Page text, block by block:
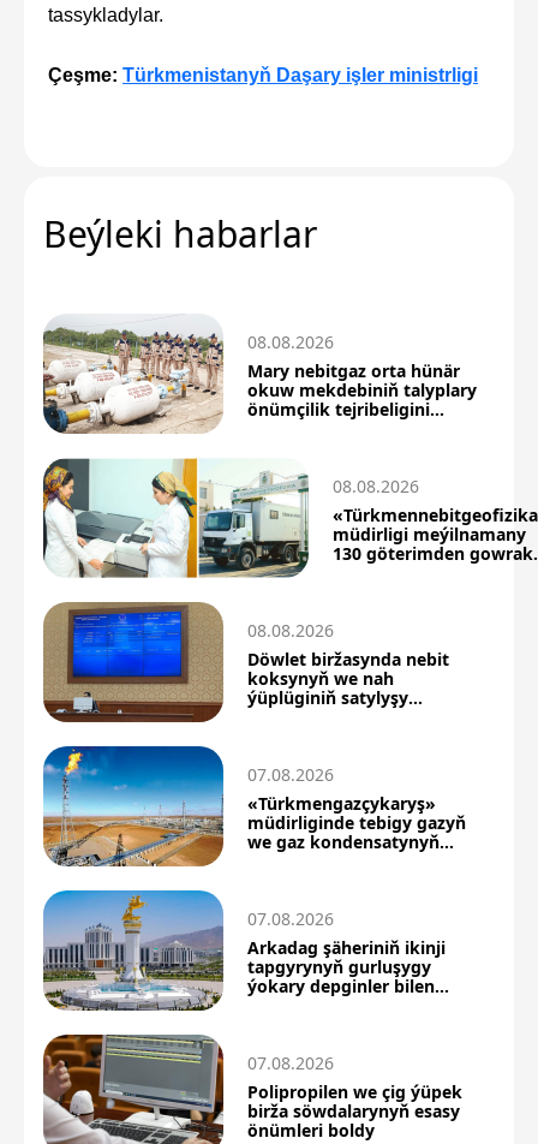
tassykladylar.
Çeşme: Türkmenistanyň Daşary işler ministrligi
Beýleki habarlar
08.08.2026
Mary nebitgaz orta hünär
okuw mekdebiniň talyplary
önümçilik tejribeligini
08.08.2026
müdirligi meýilnamany
130 göterimden gowrak
08.08.2026
Döwlet biržasynda nebit
koksynyň we nah
ýüplüginiň satylyşy
07.08.2026
«Türkmengazçykaryş»
müdirliginde tebigy gazyň
we gaz kondensatynyň
07.08.2026
Arkadag şäheriniň ikinji
tapgyrynyň gurluşygy
ýokary depginler bilen
07.08.2026
Polipropilen we çig ýüpek
birža söwdalarynyň esasy
önümleri boldy